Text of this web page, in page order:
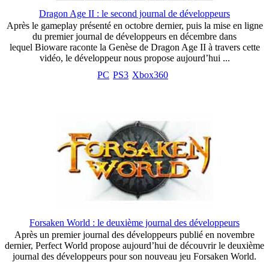
Dragon Age II : le second journal de développeurs
Après le gameplay présenté en octobre dernier, puis la mise en ligne
du premier journal de développeurs en décembre dans
lequel Bioware raconte la Genèse de Dragon Age II à travers cette
vidéo, le développeur nous propose aujourd’hui ...
PC PS3 Xbox360
Forsaken World : le deuxième journal des développeurs
Après un premier journal des développeurs publié en novembre
dernier, Perfect World propose aujourd’hui de découvrir le deuxième
journal des développeurs pour son nouveau jeu Forsaken World.